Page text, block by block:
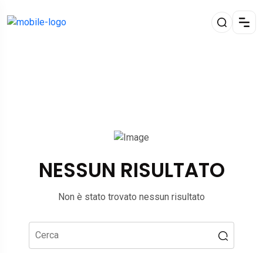
NESSUN RISULTATO
Non è stato trovato nessun risultato